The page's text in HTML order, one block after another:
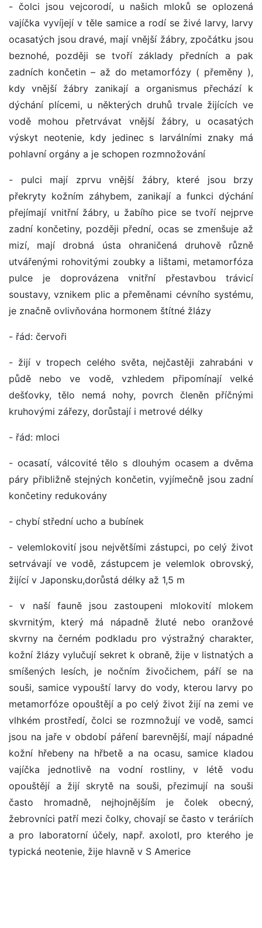
- čolci jsou vejcorodí, u našich mloků se oplozená
vajíčka vyvíjejí v těle samice a rodí se živé larvy, larvy
ocasatých jsou dravé, mají vnější žábry, zpočátku jsou
beznohé, později se tvoří základy předních a pak
zadních končetin – až do metamorfózy ( přeměny ),
kdy vnější žábry zanikají a organismus přechází k
dýchání plícemi, u některých druhů trvale žijících ve
vodě mohou přetrvávat vnější žábry, u ocasatých
výskyt neotenie, kdy jedinec s larválními znaky má
pohlavní orgány a je schopen rozmnožování
- pulci mají zprvu vnější žábry, které jsou brzy
překryty kožním záhybem, zanikají a funkci dýchání
přejímají vnitřní žábry, u žabího pice se tvoří nejprve
zadní končetiny, později přední, ocas se zmenšuje až
mizí, mají drobná ústa ohraničená druhově různě
utvářenými rohovitými zoubky a lištami, metamorfóza
pulce je doprovázena vnitřní přestavbou trávicí
soustavy, vznikem plic a přeměnami cévního systému,
je značně ovlivňována hormonem štítné žlázy
- řád: červoři
- žijí v tropech celého světa, nejčastěji zahrabáni v
půdě nebo ve vodě, vzhledem připomínají velké
dešťovky, tělo nemá nohy, povrch členěn příčnými
kruhovými zářezy, dorůstají i metrové délky
- řád: mloci
- ocasatí, válcovité tělo s dlouhým ocasem a dvěma
páry přibližně stejných končetin, vyjímečně jsou zadní
končetiny redukovány
- chybí střední ucho a bubínek
- velemlokovití jsou největšími zástupci, po celý život
setrvávají ve vodě, zástupcem je velemlok obrovský,
žijící v Japonsku,dorůstá délky až 1,5 m
- v naší fauně jsou zastoupeni mlokovití mlokem
skvrnitým, který má nápadně žluté nebo oranžové
skvrny na černém podkladu pro výstražný charakter,
kožní žlázy vylučují sekret k obraně, žije v listnatých a
smíšených lesích, je nočním živočichem, páří se na
souši, samice vypouští larvy do vody, kterou larvy po
metamorfóze opouštějí a po celý život žijí na zemi ve
vlhkém prostředí, čolci se rozmnožují ve vodě, samci
jsou na jaře v období páření barevnější, mají nápadné
kožní hřebeny na hřbetě a na ocasu, samice kladou
vajíčka jednotlivě na vodní rostliny, v létě vodu
opouštějí a žijí skrytě na souši, přezimují na souši
často hromadně, nejhojnějším je čolek obecný,
žebrovníci patří mezi čolky, chovají se často v teráriích
a pro laboratorní účely, např. axolotl, pro kterého je
typická neotenie, žije hlavně v S Americe